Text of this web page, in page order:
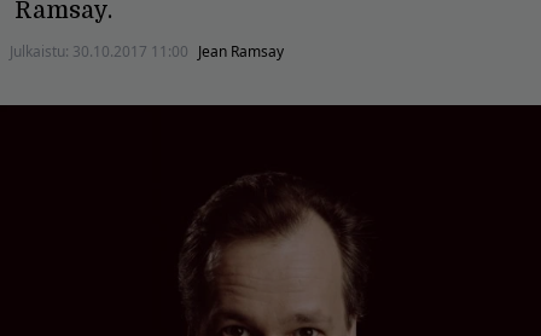
Ramsay.
Julkaistu: 30.10.2017 11:00 Jean Ramsay